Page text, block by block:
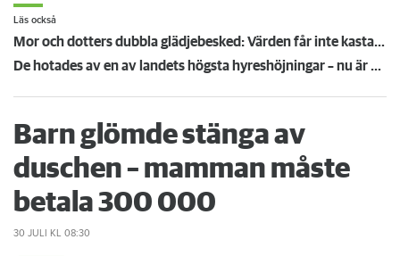
Läs också
Mor och dotters dubbla glädjebesked: Värden får inte kasta ut någon av dem
De hotades av en av landets högsta hyreshöjningar – nu är hyrorna klara
Barn glömde stänga av
duschen – mamman måste
betala 300 000
30 JULI KL 08:30